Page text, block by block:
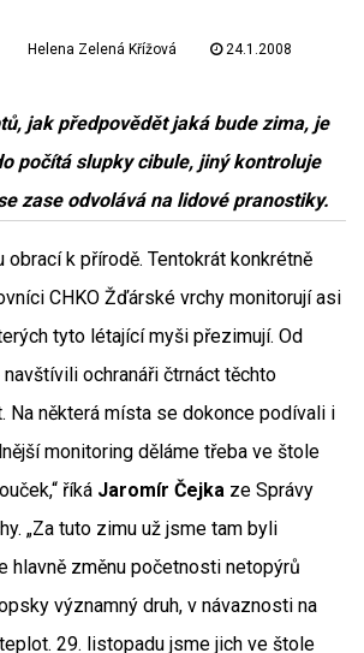
Helena Zelená Křížová 24.1.2008
jak předpovědět jaká bude zima, je
počítá slupky cibule, jiný kontroluje
zase odvolává na lidové pranostiky.
obrací k přírodě. Tentokrát konkrétně
CHKO Žďárské vrchy monitorují asi
tyto létající myši přezimují. Od
ochranáři čtrnáct těchto
Na některá místa se dokonce podívali i
monitoring děláme třeba ve štole
říká Jaromír Čejka ze Správy
„Za tuto zimu už jsme tam byli
hlavně změnu početnosti netopýrů
významný druh, v návaznosti na
29. listopadu jsme jich ve štole